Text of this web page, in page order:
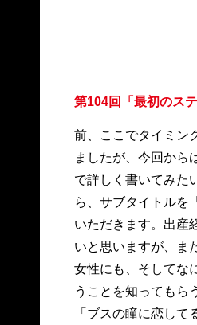
第104回「最初のス
前、ここでタイミン
ましたが、今回から
で詳しく書いてみた
ら、サブタイトルを
いただきます。出産
いと思いますが、ま
女性にも、そしてな
うことを知ってもら
「ブスの瞳に恋して